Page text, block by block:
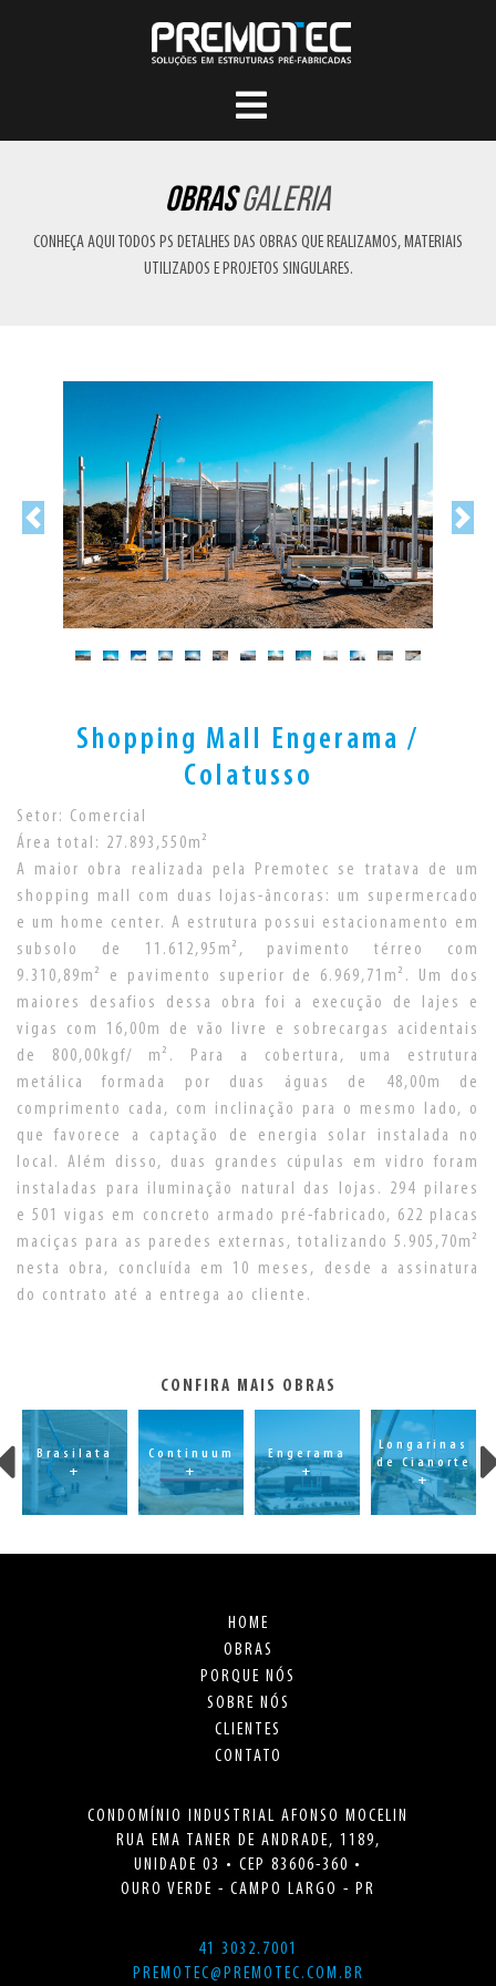
Obrasgaleria
CONHEÇA AQUI TODOS PS DETALHES DAS OBRAS QUE REALIZAMOS, MATERIAIS
UTILIZADOS E PROJETOS SINGULARES.
Shopping Mall Engerama /
Colatusso
Setor: Comercial
Área total: 27.893,550m²
A maior obra realizada pela Premotec se tratava de um
shopping mall com duas lojas-âncoras: um supermercado
e um home center. A estrutura possui estacionamento em
subsolo de 11.612,95m², pavimento térreo com
9.310,89m² e pavimento superior de 6.969,71m². Um dos
maiores desafios dessa obra foi a execução de lajes e
vigas com 16,00m de vão livre e sobrecargas acidentais
de 800,00kgf/ m². Para a cobertura, uma estrutura
metálica formada por duas águas de 48,00m de
comprimento cada, com inclinação para o mesmo lado, o
que favorece a captação de energia solar instalada no
local. Além disso, duas grandes cúpulas em vidro foram
instaladas para iluminação natural das lojas. 294 pilares
e 501 vigas em concreto armado pré-fabricado, 622 placas
maciças para as paredes externas, totalizando 5.905,70m²
nesta obra, concluída em 10 meses, desde a assinatura
do contrato até a entrega ao cliente.
CONFIRA MAIS OBRAS
Brasilata
+
Continuum
+
Engerama
+
Longarinas
de Cianorte
+
HOME
OBRAS
PORQUE NÓS
SOBRE NÓS
CLIENTES
CONTATO
CONDOMÍNIO INDUSTRIAL AFONSO MOCELIN
RUA EMA TANER DE ANDRADE, 1189,
UNIDADE 03 • CEP 83606-360 •
OURO VERDE - CAMPO LARGO - PR
41 3032.7001
PREMOTEC@PREMOTEC.COM.BR